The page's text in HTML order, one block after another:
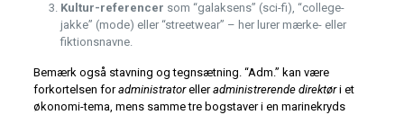
Kultur-referencer som “galaksens” (sci-fi), “college-
jakke” (mode) eller “streetwear” – her lurer mærke- eller
fiktions­navne.
Bemærk også stavning og tegnsætning. “Adm.” kan være
forkortelsen foradministratorelleradministrerende direktøri et
økonomi-tema, mens samme tre bogstaver i en marinekryds